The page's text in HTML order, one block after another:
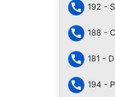
192 -
188 -
181 -
194 -